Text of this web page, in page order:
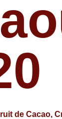
de Cacao,